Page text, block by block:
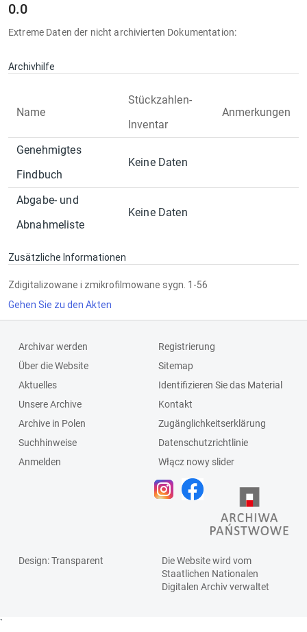
0.0
Extreme Daten der nicht archivierten Dokumentation:
Archivhilfe
Name
Stückzahlen-
Inventar
Anmerkungen
Genehmigtes
Findbuch
Keine Daten
Abgabe- und
Abnahmeliste
Keine Daten
Zusätzliche Informationen
Zdigitalizowane i zmikrofilmowane sygn. 1-56
Gehen Sie zu den Akten
Archivar werden
Über die Website
Aktuelles
Unsere Archive
Archive in Polen
Suchhinweise
Anmelden
Registrierung
Sitemap
Identifizieren Sie das Material
Kontakt
Zugänglichkeitserklärung
Datenschutzrichtlinie
Włącz nowy slider
Design: Transparent
Die Website wird vom
Staatlichen Nationalen
Digitalen Archivverwaltet
`